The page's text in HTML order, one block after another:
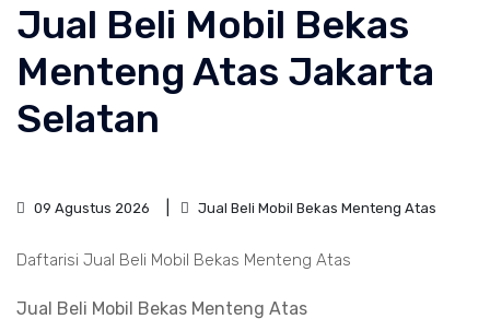
Jual Beli Mobil Bekas
Menteng Atas Jakarta
Selatan
09 Agustus 2026 Jual Beli Mobil Bekas Menteng Atas
Daftarisi Jual Beli Mobil Bekas Menteng Atas
Jual Beli Mobil Bekas Menteng Atas